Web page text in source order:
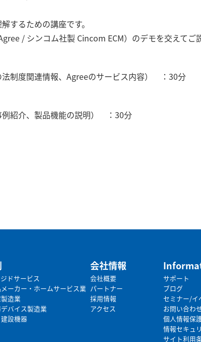
するための講座です。
/ シンコム社製 Cincom ECM）のデモを交えてご
制度関連情報、Agreeのサービス内容） ：30分
例紹介、製品機能の説明） ：30分
ドサービス
ーカー・ホームサービス業
造業
バイス製造業
設機器
会社情報
会社概要
パートナー
採用情報
アクセス
サポート
ブログ
セミナー/イ
お問い合わ
個人情報保
情報セキュ
サイト利用